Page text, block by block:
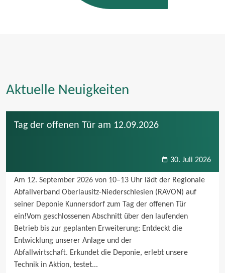
Aktuelle Neuigkeiten
Tag der offenen Tür am 12.09.2026
30. Juli 2026
Am 12. September 2026 von 10–13 Uhr lädt der Regionale
Abfallverband Oberlausitz-Niederschlesien (RAVON) auf
seiner Deponie Kunnersdorf zum Tag der offenen Tür
ein!Vom geschlossenen Abschnitt über den laufenden
Betrieb bis zur geplanten Erweiterung: Entdeckt die
Entwicklung unserer Anlage und der
Abfallwirtschaft. Erkundet die Deponie, erlebt unsere
Technik in Aktion, testet...